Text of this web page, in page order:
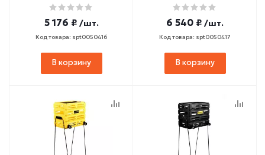
5 176 ₽ /шт.
Код товара: spt0050416
В корзину
6 540 ₽ /шт.
Код товара: spt0050417
В корзину